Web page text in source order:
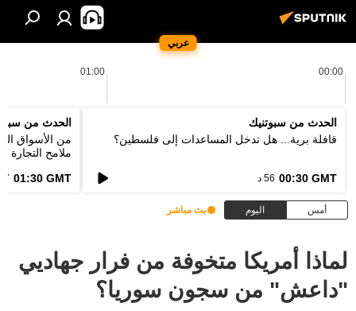
عربي
00:00
01:00
الحدث من سبوتنيك
قافلة برية... هل تدخل المساعدات إلى فلسطين؟
00:30 GMT 56 د
الحدث من
من الأسواق
ملامح التجارة
01:30 GMT
57
أمس اليوم بث مباشر
لماذا أمريكا متخوفة من فرار جهاديي
"داعش" من سجون سوريا؟